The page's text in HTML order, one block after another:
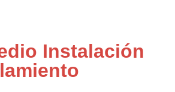
Instalación